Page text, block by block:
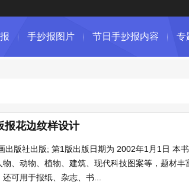
手抄报图片 节日手抄报内容 专
报花边纹样设计
出版社出版; 第1版出版日期为 2002年1月1日 本
、动物、植物、建筑、现代科技图案等，题材
可用于报纸、杂志、书...